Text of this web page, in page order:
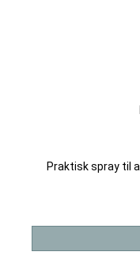
Praktisk spray til